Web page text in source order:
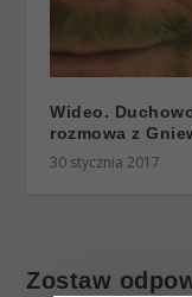
Wideo.
rozmowa z
30 stycznia 2017
Zostaw